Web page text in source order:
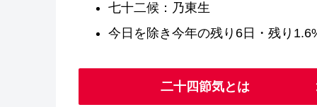
七十二候：乃東生
今日を除き今年の残り6日・残り
二十四節気とは